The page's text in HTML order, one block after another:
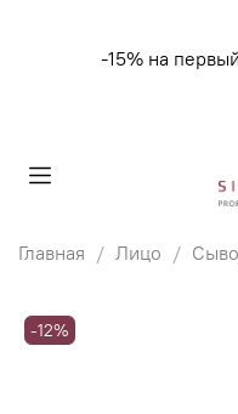
-15% на
Главная Лицо
-12%